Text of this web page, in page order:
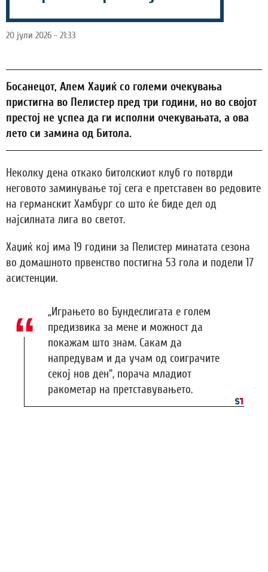
20 јули 2026 - 21:33
Босанецот, Алем Хаџиќ со големи очекувања
пристигна во Пелистер пред три години, но во својот
престој не успеа да ги исполни очекувањата, а ова
лето си замина од Битола.
Неколку дена откако битолскиот клуб го потврди
неговото заминување тој сега е претставен во редовите
на германскит Хамбург со што ќе биде дел од
најсилната лига во светот.
Хаџиќ кој има 19 години за Пелистер минатата сезона
во домашното првенство постигна 53 гола и подели 17
асистенции.
„Играњето во Бундеслигата е голем
предизвика за мене и можност да
покажам што знам. Сакам да
напредувам и да учам од соиграчите
секој нов ден“, порача младиот
ракометар на претставувањето.